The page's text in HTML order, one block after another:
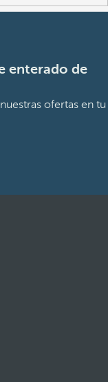
enterado de
ofertas en tu